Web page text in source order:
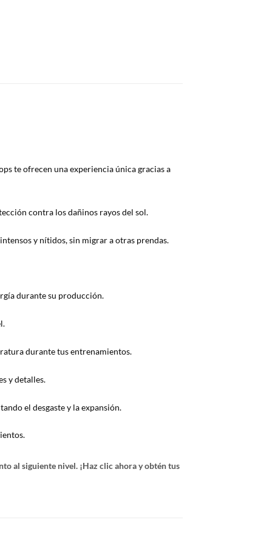
te ofrecen una experiencia única gracias a
contra los dañinos rayos del sol.
y nítidos, sin migrar a otras prendas.
durante su producción.
durante tus entrenamientos.
y detalles.
el desgaste y la expansión.
al siguiente nivel. ¡Haz clic ahora y obtén tus